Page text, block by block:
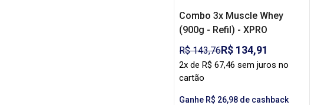
Combo 3x Muscle Whey
(900g - Refil) - XPRO
R$ 143,76R$ 134,91
2x de R$ 67,46 sem juros no
cartão
Ganhe R$ 26,98 de cashback